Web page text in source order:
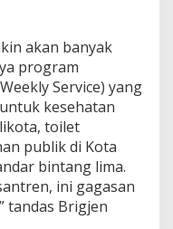
akan banyak
program
Service) yang
kesehatan
toilet
publik di Kota
bintang lima.
ini gagasan
tandas Brigjen